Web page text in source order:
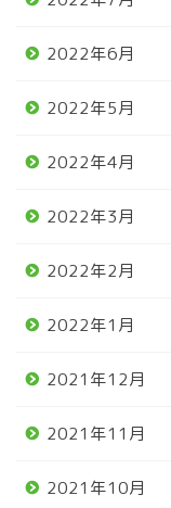
2022年6月
2022年5月
2022年4月
2022年3月
2022年2月
2022年1月
2021年12月
2021年11月
2021年10月